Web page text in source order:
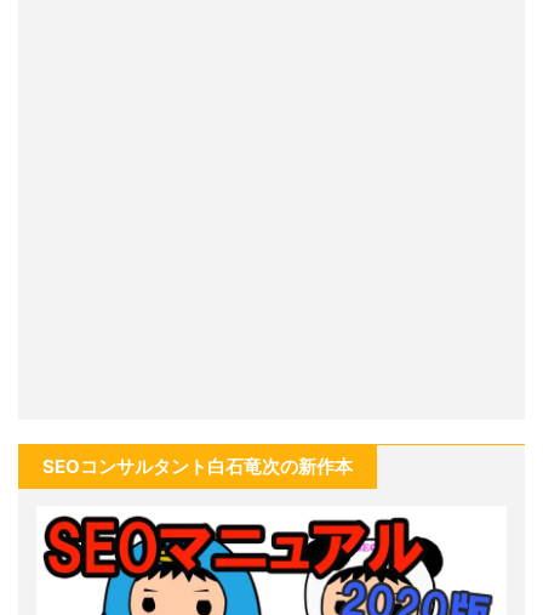
SEOコンサルタント白石竜次の新作本